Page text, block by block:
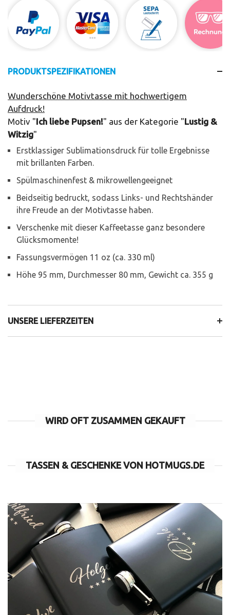
PRODUKTSPEZIFIKATIONEN
Wunderschöne Motivtasse mit hochwertigem
Aufdruck!
Motiv "Ich liebe Pupsen!" aus der Kategorie "Lustig &
Witzig"
Erstklassiger Sublimationsdruck für tolle Ergebnisse
mit brillanten Farben.
Spülmaschinenfest & mikrowellengeeignet
Beidseitig bedruckt, sodass Links- und Rechtshänder
ihre Freude an der Motivtasse haben.
Verschenke mit dieser Kaffeetasse ganz besondere
Glücksmomente!
Fassungsvermögen 11 oz (ca. 330 ml)
Höhe 95 mm, Durchmesser 80 mm, Gewicht ca. 355 g
UNSERE LIEFERZEITEN
WIRD OFT ZUSAMMEN GEKAUFT
TASSEN & GESCHENKE VON HOTMUGS.DE